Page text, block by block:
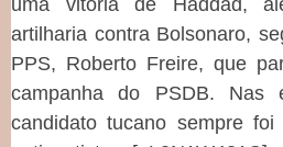
uma vitória de Haddad,
artilharia contra Bolsonaro,
PPS, Roberto Freire, que
campanha do PSDB. Nas
candidato tucano sempre